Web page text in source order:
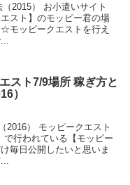
2015） お小遣いサイト
スト】のモッピー君の場
モッピークエストを行え
スト7/9場所 稼ぎ方と
）
2016） モッピークエスト
行われている【モッピー
毎日公開したいと思いま